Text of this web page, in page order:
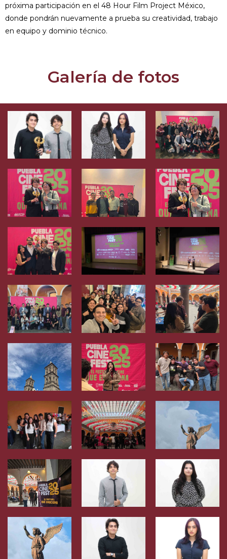
próxima participación en el 48 Hour Film Project México,
donde pondrán nuevamente a prueba su creatividad, trabajo
en equipo y dominio técnico.
Galería de fotos